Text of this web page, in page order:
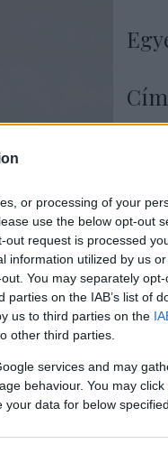
or processing of your
use the below opt-out
request is processed
information utilized by us
You may separately
on the IAB’s list of
us to third parties on the
other third parties.
services and may
behaviour. You may
data for below